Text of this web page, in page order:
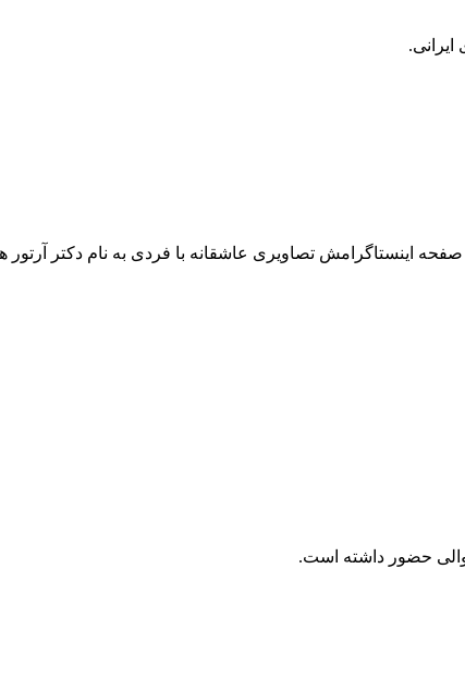
اینستاگرامش تصاویری عاشقانه با فردی به نام دکتر
حضور داشته است.